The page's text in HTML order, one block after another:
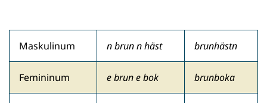
Maskulinum n brun n häst brunhästn
Femininum e brun e bok brunboka